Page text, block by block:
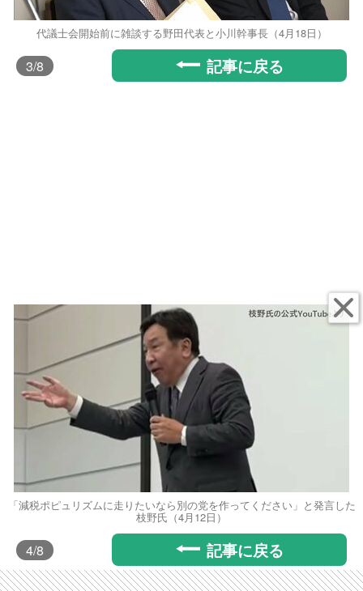
代議士会開始前に雑談する野田代表と小川幹事長（4月18日）
3/8 記事に戻る
「減税ポピュリズムに走りたいなら別の党を作ってください」と発言した
枝野氏（4月12日）
4/8 記事に戻る